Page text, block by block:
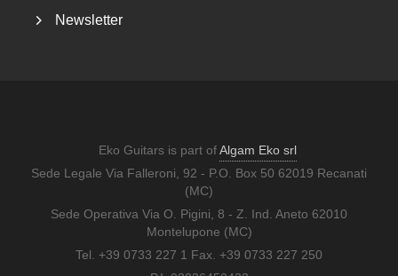
Newsletter
Eko Guitars is part ofAlgam Eko srl
Sede Legale Via Falleroni, 92 - P.O. Box 50 62019 Recanati
(MC)
Sede Operativa Via O. Pigini, 8 - Z. Ind. Aneto 62010
Montelupone (MC)
Tel. +39 0733 227 1 Fax. +39 0733 227 250